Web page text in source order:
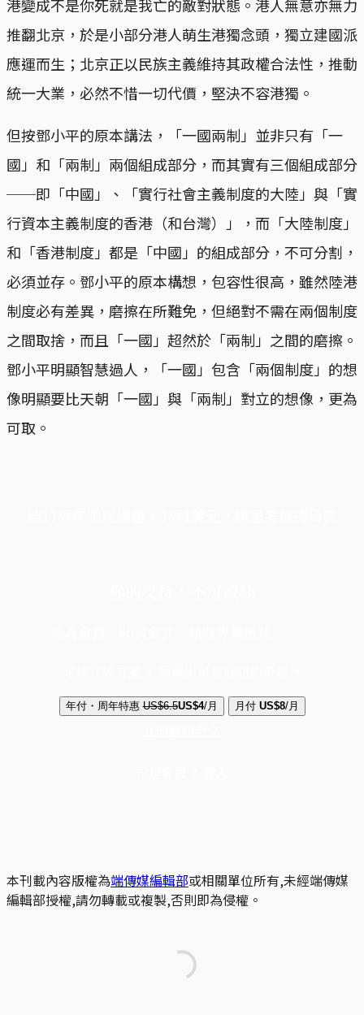
港變成不是你死就是我亡的敵對狀態。港人無意亦無力
推翻北京，於是小部分港人萌生港獨念頭，獨立建國派
應運而生；北京正以民族主義維持其政權合法性，推動
統一大業，必然不惜一切代價，堅決不容港獨。
但按鄧小平的原本講法，「一國兩制」並非只有「一
國」和「兩制」兩個組成部分，而其實有三個組成部分
──即「中國」、「實行社會主義制度的大陸」與「實
行資本主義制度的香港（和台灣）」，而「大陸制度」
和「香港制度」都是「中國」的組成部分，不可分割，
必須並存。鄧小平的原本構想，包容性很高，雖然陸港
制度必有差異，磨擦在所難免，但絕對不需在兩個制度
之間取捨，而且「一國」超然於「兩制」之間的磨擦。
鄧小平明顯智慧過人，「一國」包含「兩個制度」的想
像明顯要比天朝「一國」與「兩制」對立的想像，更為
可取。
年付・周年特惠 US$6.5US$4/月 月付 US$8/月
本刊載內容版權為端傳媒編輯部或相關單位所有,未經端傳媒
編輯部授權,請勿轉載或複製,否則即為侵權。